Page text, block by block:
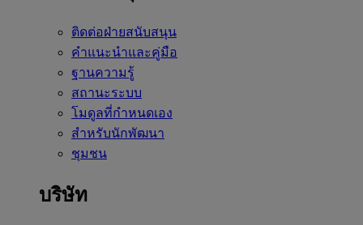
ติดต่อฝ่ายสนับสนุน
คำแนะนำและคู่มือ
ฐานความรู้
สถานะระบบ
โมดูลที่กำหนดเอง
สำหรับนักพัฒนา
ชุมชน
บริษัท